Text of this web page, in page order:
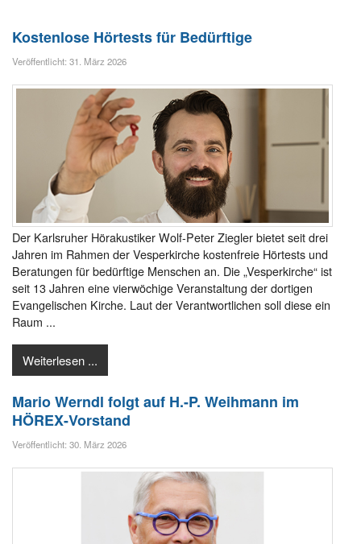
Kostenlose Hörtests für Bedürftige
Veröffentlicht: 31. März 2026
Der Karlsruher Hörakustiker Wolf-Peter Ziegler bietet seit drei
Jahren im Rahmen der Vesperkirche kostenfreie Hörtests und
Beratungen für bedürftige Menschen an. Die „Vesperkirche“ ist
seit 13 Jahren eine vierwöchige Veranstaltung der dortigen
Evangelischen Kirche. Laut der Verantwortlichen soll diese ein
Raum ...
Weiterlesen ...
Mario Werndl folgt auf H.-P. Weihmann im
HÖREX-Vorstand
Veröffentlicht: 30. März 2026